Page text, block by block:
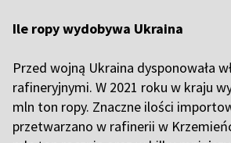
Ile ropy wydobywa Ukraina
Przed wojną Ukraina dysponowała
rafineryjnymi. W 2021 roku w kraju
mln ton ropy. Znaczne ilości
przetwarzano w rafinerii w